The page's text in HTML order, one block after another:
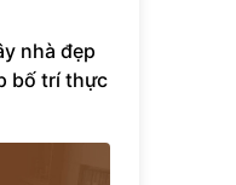
nhà đẹp
bố trí thực